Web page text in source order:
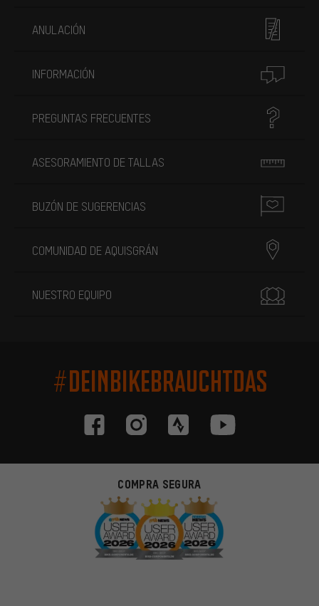
ANULACIÓN
INFORMACIÓN
PREGUNTAS FRECUENTES
ASESORAMIENTO DE TALLAS
BUZÓN DE SUGERENCIAS
COMUNIDAD DE AQUISGRÁN
NUESTRO EQUIPO
#DEINBIKEBRAUCHTDAS
COMPRA SEGURA